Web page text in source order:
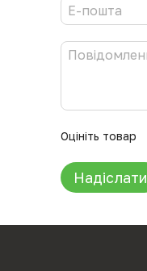
Оцініть товар
Надіслати